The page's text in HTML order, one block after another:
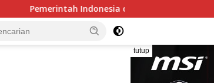
Bangsa-Bangsa Peringati Hari Dunia
tutup